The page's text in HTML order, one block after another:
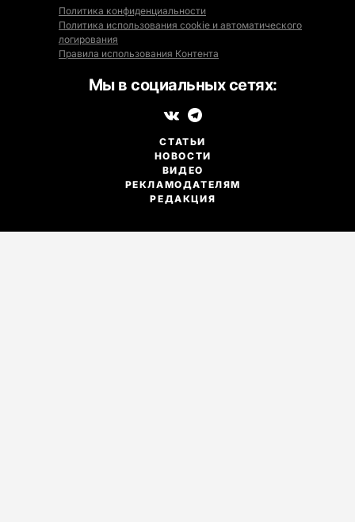
Политика конфиденциальности
Политика использования cookie и автоматического
логирования
Правила использования Контента
Мы в социальных сетях:
СТАТЬИ
НОВОСТИ
ВИДЕО
РЕКЛАМОДАТЕЛЯМ
РЕДАКЦИЯ